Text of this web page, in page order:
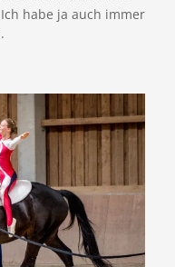
habe ja auch immer